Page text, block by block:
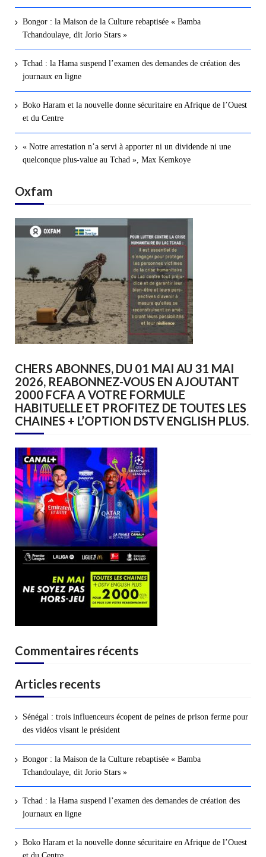
Bongor : la Maison de la Culture rebaptisée « Bamba
Tchandoulaye, dit Jorio Stars »
Tchad : la Hama suspend l’examen des demandes de création des
journaux en ligne
Boko Haram et la nouvelle donne sécuritaire en Afrique de l’Ouest
et du Centre
« Notre arrestation n’a servi à apporter ni un dividende ni une
quelconque plus-value au Tchad », Max Kemkoye
Oxfam
CHERS ABONNES, DU 01 MAI AU 31 MAI
2026, REABONNEZ-VOUS EN AJOUTANT
2000 FCFA A VOTRE FORMULE
HABITUELLE ET PROFITEZ DE TOUTES LES
CHAINES + L’OPTION DSTV ENGLISH PLUS.
Commentaires récents
Articles recents
Sénégal : trois influenceurs écopent de peines de prison ferme pour
des vidéos visant le président
Bongor : la Maison de la Culture rebaptisée « Bamba
Tchandoulaye, dit Jorio Stars »
Tchad : la Hama suspend l’examen des demandes de création des
journaux en ligne
Boko Haram et la nouvelle donne sécuritaire en Afrique de l’Ouest